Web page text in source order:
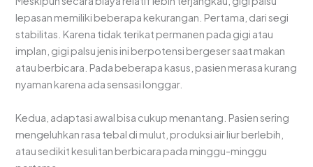
lepasan memiliki beberapa kekurangan. Pertama, dari segi
stabilitas. Karena tidak terikat permanen pada gigi atau
implan, gigi palsu jenis ini berpotensi bergeser saat makan
atau berbicara. Pada beberapa kasus, pasien merasa kurang
nyaman karena ada sensasi longgar.
Kedua, adaptasi awal bisa cukup menantang. Pasien sering
mengeluhkan rasa tebal di mulut, produksi air liur berlebih,
atau sedikit kesulitan berbicara pada minggu-minggu